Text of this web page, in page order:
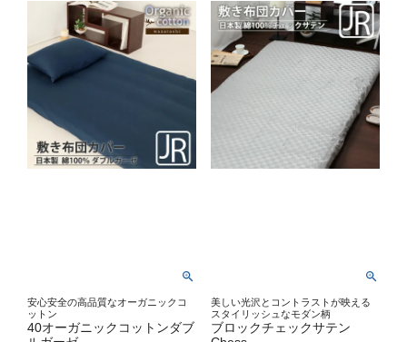
安心安全の高品質なオーガニックコ
ットン
40オーガニックコットンダブ
美しい光沢とコントラストが映える
スタイリッシュなモダン柄
ブロックチェックサテン